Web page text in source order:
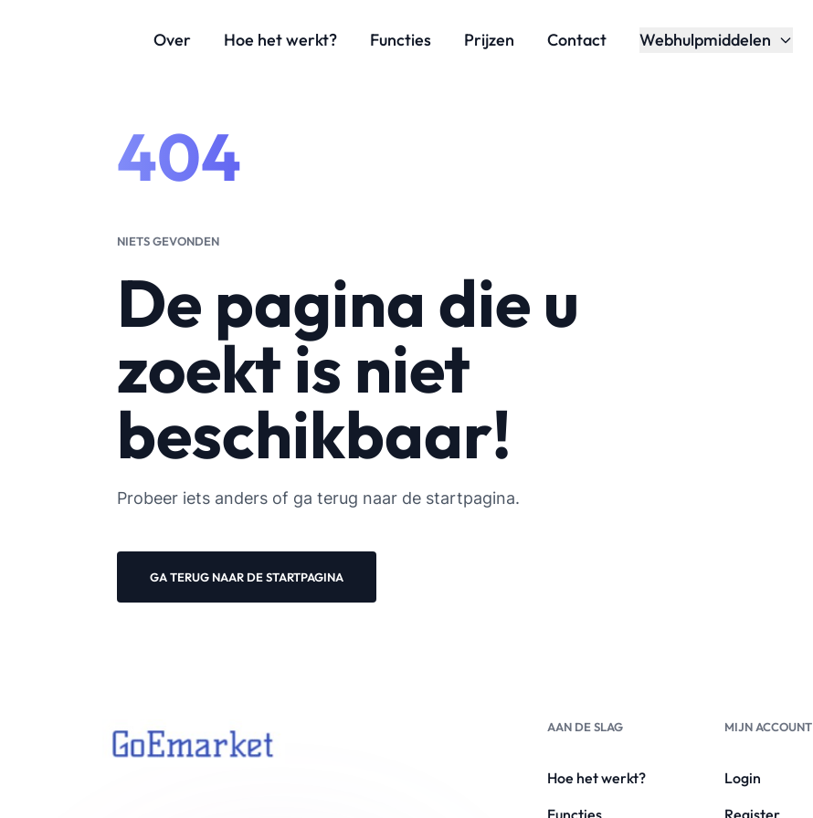
Over Hoe het werkt? Functies Prijzen Contact Webhulpmiddelen
404
NIETS GEVONDEN
De pagina die u
zoekt is niet
beschikbaar!
Probeer iets anders of ga terug naar de startpagina.
GA TERUG NAAR DE STARTPAGINA
AAN DE SLAG
Hoe het werkt?
Functies
MIJN ACCOUNT
Login
Register